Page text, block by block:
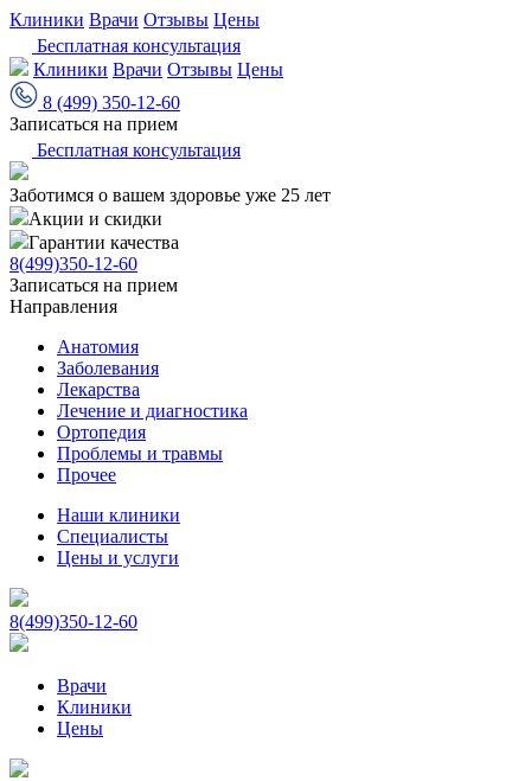
Клиники Врачи Отзывы Цены
Бесплатная консультация
Клиники Врачи Отзывы Цены
8 (499) 350-12-60
Записаться на прием
Бесплатная консультация
Заботимся о вашем здоровье уже 25 лет
Акции и скидки
Гарантии качества
8(499)350-12-60
Записаться на прием
Направления
Анатомия
Заболевания
Лекарства
Лечение и диагностика
Ортопедия
Проблемы и травмы
Прочее
Наши клиники
Специалисты
Цены и услуги
8(499)350-12-60
Врачи
Клиники
Цены